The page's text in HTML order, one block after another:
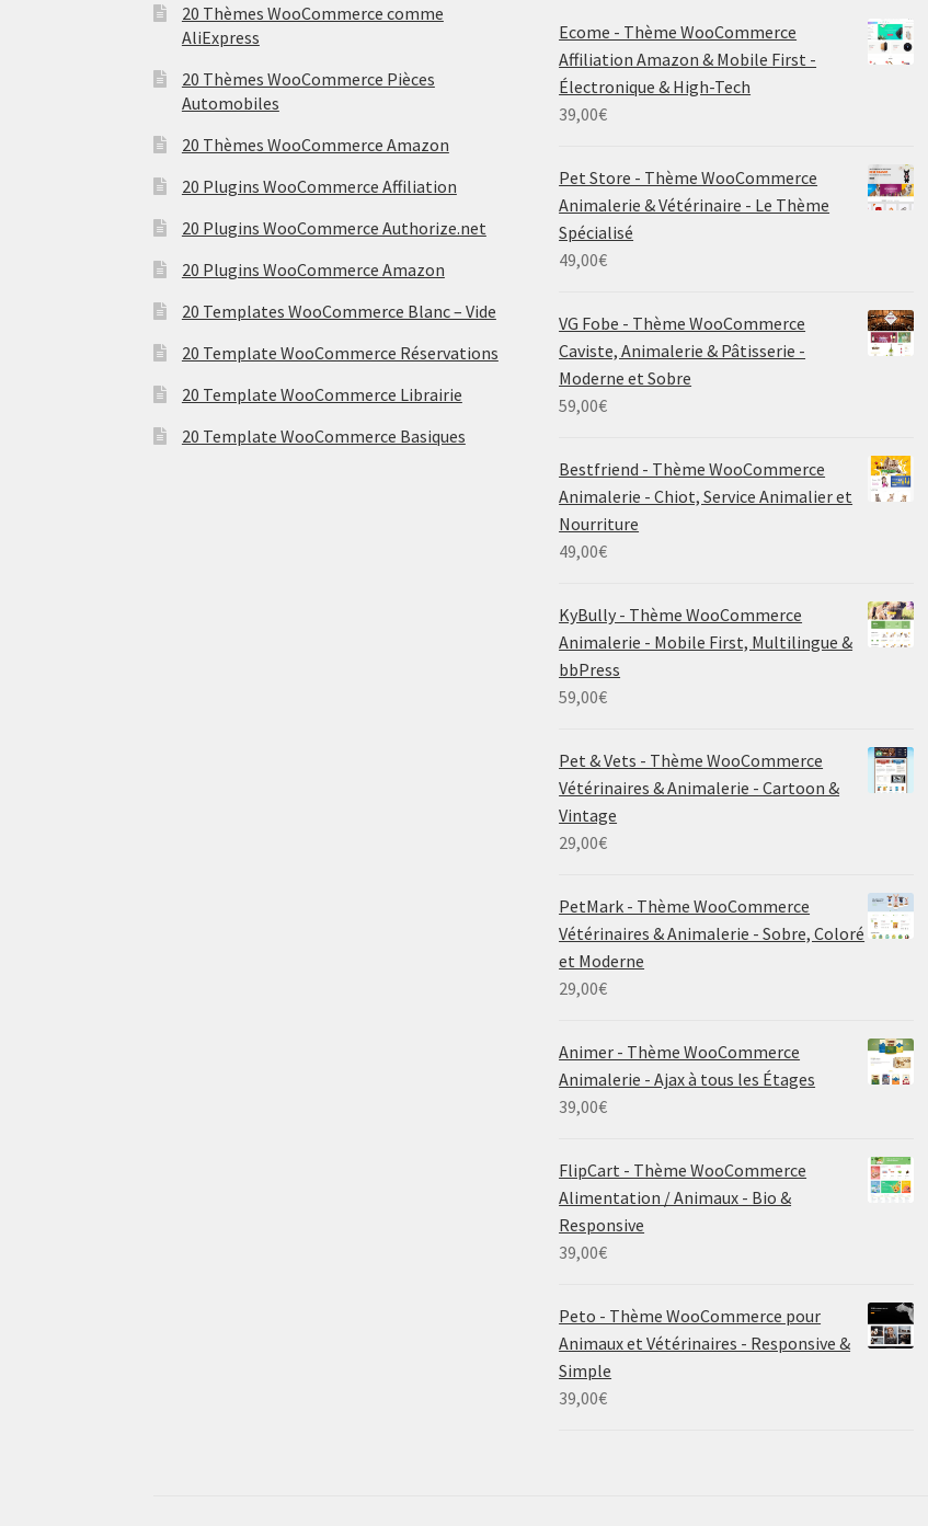
20 Thèmes WooCommerce comme
AliExpress
20 Thèmes WooCommerce Pièces
Automobiles
20 Thèmes WooCommerce Amazon
20 Plugins WooCommerce Affiliation
20 Plugins WooCommerce Authorize.net
20 Plugins WooCommerce Amazon
20 Templates WooCommerce Blanc – Vide
20 Template WooCommerce Réservations
20 Template WooCommerce Librairie
20 Template WooCommerce Basiques
Ecome - Thème WooCommerce
Affiliation Amazon & Mobile First -
Électronique & High-Tech
39,00€
Pet Store - Thème WooCommerce
Animalerie & Vétérinaire - Le Thème
Spécialisé
49,00€
VG Fobe - Thème WooCommerce
Caviste, Animalerie & Pâtisserie -
Moderne et Sobre
59,00€
Bestfriend - Thème WooCommerce
Animalerie - Chiot, Service Animalier et
Nourriture
49,00€
KyBully - Thème WooCommerce
Animalerie - Mobile First, Multilingue &
bbPress
59,00€
Pet & Vets - Thème WooCommerce
Vétérinaires & Animalerie - Cartoon &
Vintage
29,00€
PetMark - Thème WooCommerce
Vétérinaires & Animalerie - Sobre, Coloré
et Moderne
29,00€
Animer - Thème WooCommerce
Animalerie - Ajax à tous les Étages
39,00€
FlipCart - Thème WooCommerce
Alimentation / Animaux - Bio &
Responsive
39,00€
Peto - Thème WooCommerce pour
Animaux et Vétérinaires - Responsive &
Simple
39,00€